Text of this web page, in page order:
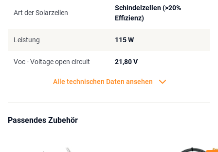
Hinweis: Zum Aufladen einer Goal Zero Portable Power Station wird
Art der Solarzellen
Schindelzellen (>20%
Effizienz)
Leistung 115 W
Voc - Voltage open circuit 21,80 V
Alle technischen Daten ansehen
Passendes Zubehör